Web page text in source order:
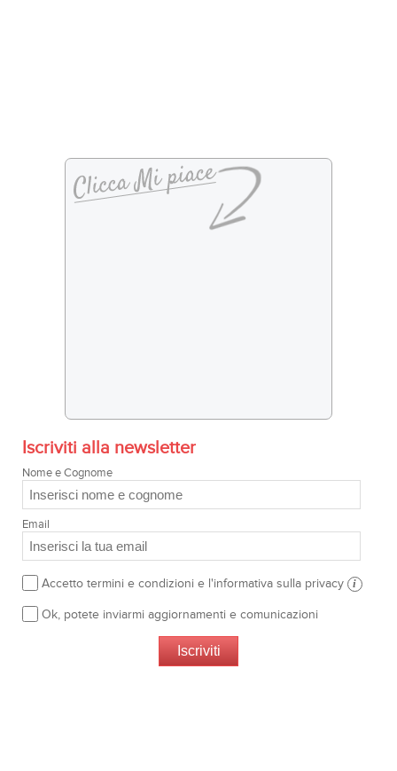
Iscriviti alla newsletter
Nome e Cognome
Email
Accetto termini e condizioni e l'informativa sulla privacy i
Ok, potete inviarmi aggiornamenti e comunicazioni